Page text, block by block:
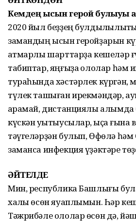
Кемдең ысын герой булыуы
2020 йыл беҙҙең
замандың ысын геройҙарын
ҡатмарлы шарттарҙа кешеләр
табиптар, яңғыҙаҡ ололар һәм
тураһында хәстәрлек күргән,
түлек ташыған ирекмәндәр,
ҡарамай, дистанциялы алымда
күскән уҡытыусылар, ҡыҫҡа ғына
тәүгеләрҙән булып, Өфөлә һәм
заманса инфекция үҙәктәре
ӘЙТЕЛДЕ
Мин, республика Башлығы
халҡы өсөн яуаплымын. Һәр
Тәжрибәле ололар өсөн дә,